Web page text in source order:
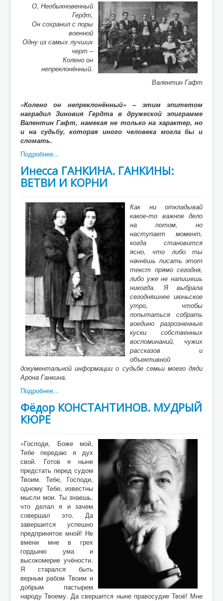
О, Необыкновенный
Гердт,
Он сохранил с поры
военной
Одну из самых лучших
черт –
Колено он
непреклонённый.
Валентин Гафт
«Колено он непреклонённый» – этим эпитетом
наградил Зиновия Гердта в дружеской эпиграмме
Валентин Гафт, намекая не только на характер, но
и на судьбу, которая иного человека могла бы и
сломать.
Подробнее...
Инесса ГАНКИНА. ГАНКИНЫ:
ВЕТВИ И КОРНИ
Как ни откладывай
какое-то важное дело
на потом, но
наступает момент,
когда становится
ясно, что либо ты
начнёшь писать этот
текст прямо сегодня,
либо уже не напишешь
никогда. Я выбрала
сегодняшнее июньское
утро, чтобы
попытаться собрать
воедино разрозненные
куски собственных
воспоминаний, чужих
рассказов и
объективной
документальной информации о судьбе семьи моего дяди
Арона Ганкина.
Подробнее...
Фёдор КОНСТАНТИНОВ. МУДРЫЙ
КЮРЕ
«Господи, Боже мой,
Тебе передаю я дух
свой. Готов я ныне
предстать перед судом
Твоим. Тебе, Господи,
одному Тебе, известны
мысли мои. Ты знаешь,
что делал я и зачем
совершал это. Да
завершится успешно
предпринятое мной! Не
вмени мне в грех
гордыню ума и
высокомерие учёности.
Я старался быть
верным рабом Твоим и
добрым пастырем
народу Твоему. Да свершится ныне правосудие Твоё! Мне